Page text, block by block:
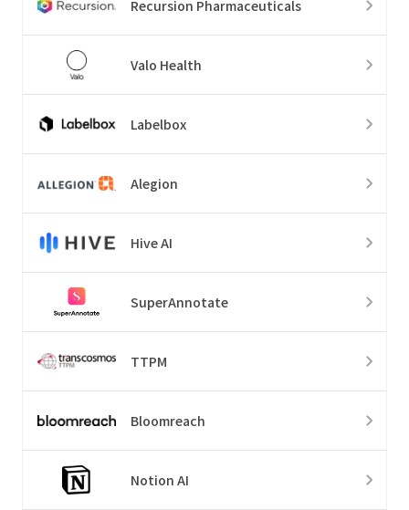
Recursion Pharmaceuticals
Valo Health
Labelbox
Alegion
Hive AI
SuperAnnotate
TTPM
Bloomreach
Notion AI